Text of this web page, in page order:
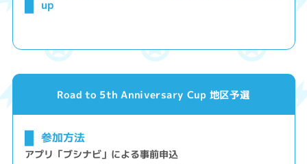
up
Road to 5th Anniversary Cup 地区予選
参加方法
アプリ「ブシナビ」による事前申込